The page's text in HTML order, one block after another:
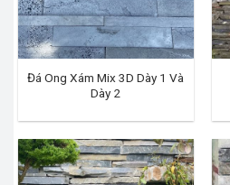
Đá Ong Xám Mix 3D Dày 1 Và
Dày 2